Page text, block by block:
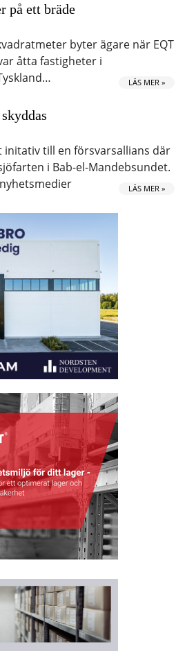
på ett bräde
byter ägare när EQT
åtta fastigheter i
LÄS MER »
initativ till en försvarsallians där
i Bab-el-Mandebsundet.
LÄS MER »